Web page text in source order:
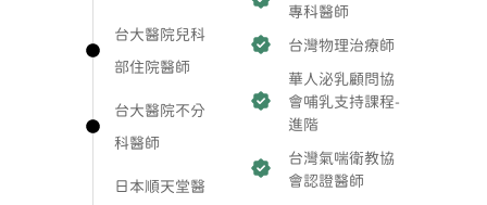
台大醫院兒科
部住院醫師
台大醫院不分
科醫師
日本順天堂醫
專科醫師
台灣物理治療師
華人泌乳顧問協
會哺乳支持課程-
進階
台灣氣喘衛教協
會認證醫師